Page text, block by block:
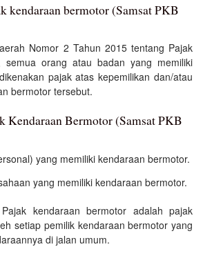
kendaraan bermotor (Samsat PKB
Nomor 2 Tahun 2015 tentang Pajak
semua orang atau badan yang memiliki
pajak atas kepemilikan dan/atau
bermotor tersebut.
Kendaraan Bermotor (Samsat PKB
yang memiliki kendaraan bermotor.
yang memiliki kendaraan bermotor.
kendaraan bermotor adalah pajak
setiap pemilik kendaraan bermotor yang
di jalan umum.